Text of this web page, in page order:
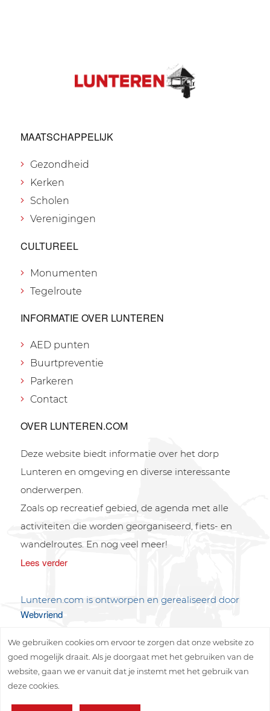
MAATSCHAPPELIJK
Gezondheid
Kerken
Scholen
Verenigingen
CULTUREEL
Monumenten
Tegelroute
INFORMATIE OVER LUNTEREN
AED punten
Buurtpreventie
Parkeren
Contact
OVER LUNTEREN.COM
Deze website biedt informatie over het dorp
Lunteren en omgeving en diverse interessante
onderwerpen.
Zoals op recreatief gebied, de agenda met alle
activiteiten die worden georganiseerd, fiets- en
wandelroutes. En nog veel meer!
Lees verder
Lunteren.com is ontworpen en gerealiseerd door
Webvriend
We gebruiken cookies om ervoor te zorgen dat onze website zo
goed mogelijk draait. Als je doorgaat met het gebruiken van de
website, gaan we er vanuit dat je instemt met het gebruik van
deze cookies.